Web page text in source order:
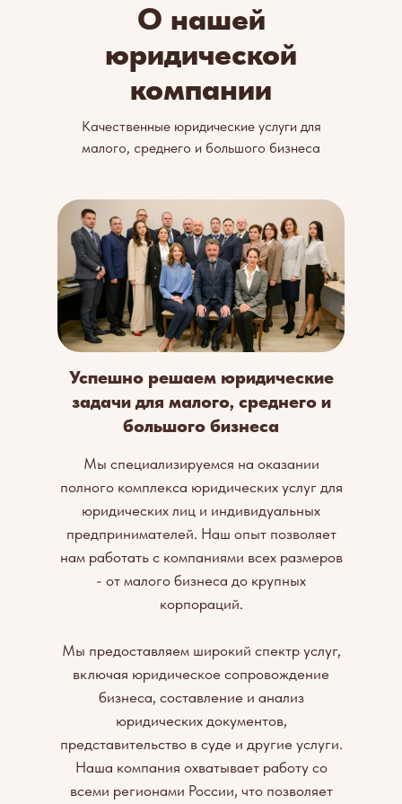
О нашей
юридической
компании
Качественные юридические услуги для
малого, среднего и большого бизнеса
Успешно решаем юридические
задачи для малого, среднего и
большого бизнеса
Мы специализируемся на оказании
полного комплекса юридических услуг для
юридических лиц и индивидуальных
предпринимателей. Наш опыт позволяет
нам работать с компаниями всех размеров
- от малого бизнеса до крупных
корпораций.
Мы предоставляем широкий спектр услуг,
включая юридическое сопровождение
бизнеса, составление и анализ
юридических документов,
представительство в суде и другие услуги.
Наша компания охватывает работу со
всеми регионами России, что позволяет